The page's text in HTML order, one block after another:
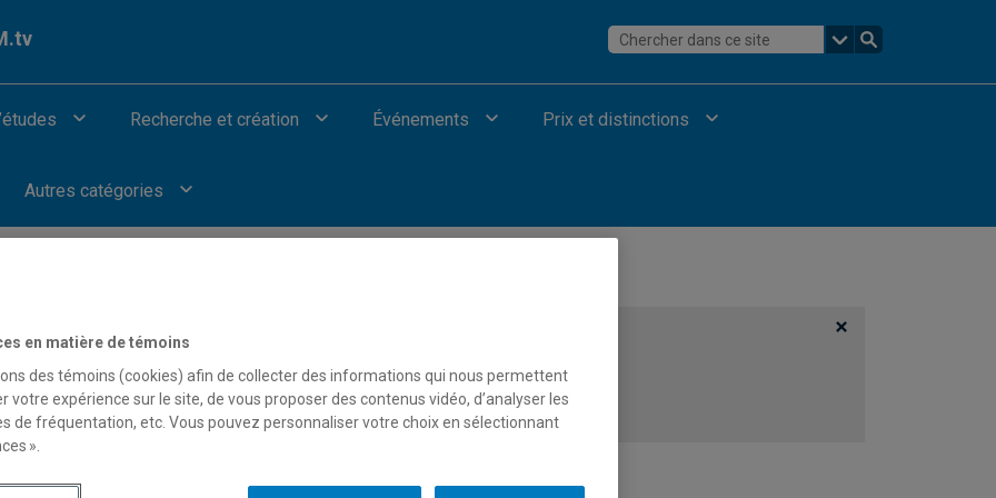
Recherche et création Événements Prix et distinctions
Autres catégories
en matière de témoins
des témoins (cookies) afin de collecter des informations qui nous permettent
votre expérience sur le site, de vous proposer des contenus vidéo, d’analyser les
de fréquentation, etc. Vous pouvez personnaliser votre choix en sélectionnant
».